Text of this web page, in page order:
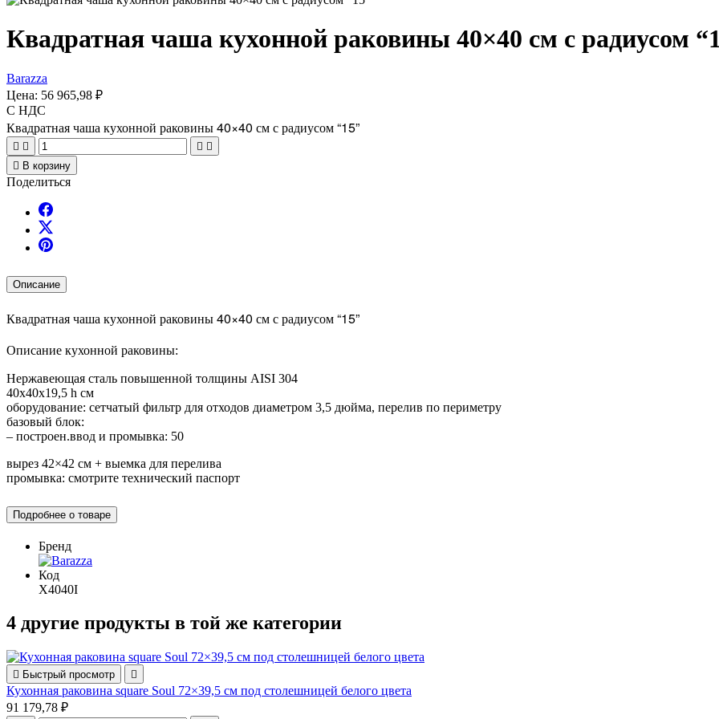
Квадратная чаша кухонной раковины 40×40 см с радиусом
Barazza
Цена: 56 965,98 ₽
С НДС
Квадратная чаша кухонной раковины 40×40 см с радиусом “15”
   
 В корзину
Поделиться
Описание
Квадратная чаша кухонной раковины40×40 см с радиусом “15”
Описание кухонной раковины:
Нержавеющая сталь повышенной толщины AISI 304
40x40x19,5 h см
оборудование: сетчатый фильтр для отходов диаметром 3,5 дюйма, перелив по периметру
базовый блок:
– построен.ввод и промывка: 50
вырез 42×42 см + выемка для перелива
промывка: смотрите технический паспорт
Подробнее о товаре
Бренд
Код
X4040I
4 другие продукты в той же категории
 Быстрый просмотр 
Кухонная раковина square Soul 72×39,5 см под столешницей белого цвета
91 179,78 ₽